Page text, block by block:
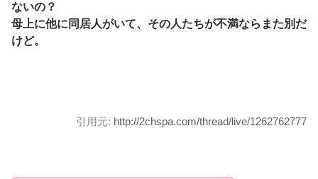
ないの？
母上に他に同居人がいて、その人たちが不満ならまた別だ
けど。
引用元: http://2chspa.com/thread/live/1262762777